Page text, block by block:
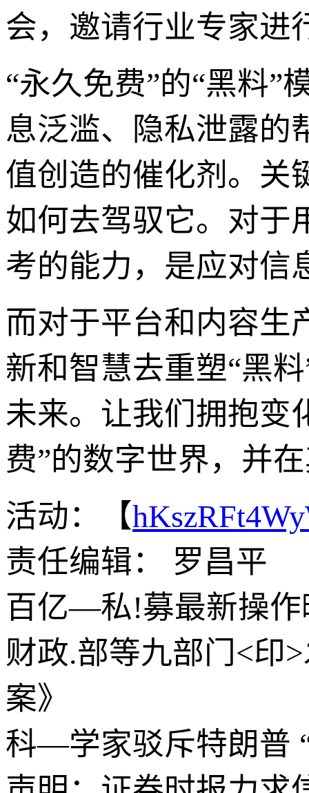
会，邀请行业专家进
“永久免费”的“黑料”
息泛滥、隐私泄露的
值创造的催化剂。关
如何去驾驭它。对于
考的能力，是应对信
而对于平台和内容生
新和智慧去重塑“黑
未来。让我们拥抱变
费”的数字世界，并
活动：【
责任编辑： 罗昌平
百亿—私!募最新操作
财政.部等九部门<印
案》
科—学家驳斥特朗普